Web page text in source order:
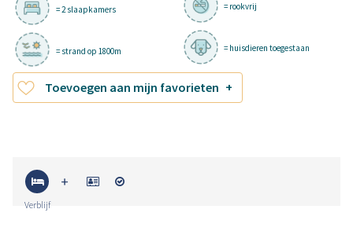
= 2 slaapkamers
= strand op 1800m
= rookvrij
= huisdieren toegestaan
Toevoegen aan mijn favorieten
Verblijf